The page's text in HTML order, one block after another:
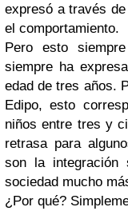
expresó a través
el comportamiento.
Pero esto
siempre ha
edad de tres años.
Edipo, esto
niños entre tres y
retrasa para
son la integración
sociedad mucho
¿Por qué?